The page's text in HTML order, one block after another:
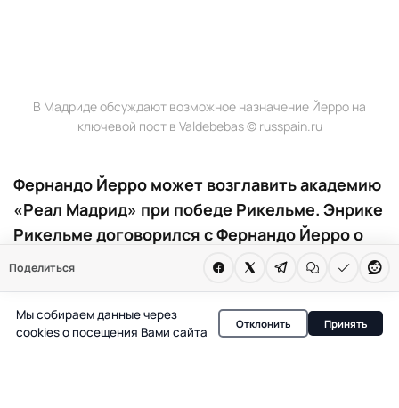
Поделиться
В Мадриде обсуждают возможное назначение Йерро на
ключевой пост в Valdebebas © russpain.ru
Фернандо Йерро может возглавить академию
«Реал Мадрид» при победе Рикельме. Энрике
Рикельме договорился с Фернандо Йерро о
его роли в управлении академией «Реал
обещает реформы и борьбу с кумовством.
Решение может изменить подход к развитию
Мы собираем данные через
cookies о посещения Вами сайта
Отклонить Принять